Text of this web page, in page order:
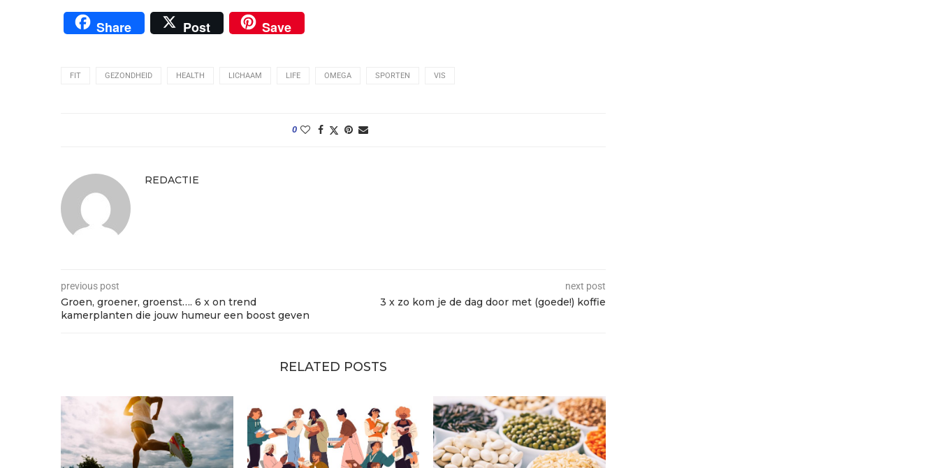
Share Post Save
FIT GEZONDHEID HEALTH LICHAAM LIFE OMEGA SPORTEN VIS
0
REDACTIE
previous post
Groen, groener, groenst…. 6 x on trend
kamerplanten die jouw humeur een boost geven
next post
3 x zo kom je de dag door met (goede!) koffie
RELATED POSTS